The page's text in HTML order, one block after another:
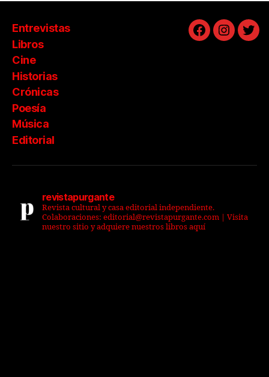
Entrevistas
Libros
Cine
Historias
Crónicas
Poesía
Música
Editorial
Facebook
revistapurgante
Revista cultural y casa editorial independiente.
Colaboraciones: editorial@revistapurgante.com | Visita
nuestro sitio y adquiere nuestros libros aquí